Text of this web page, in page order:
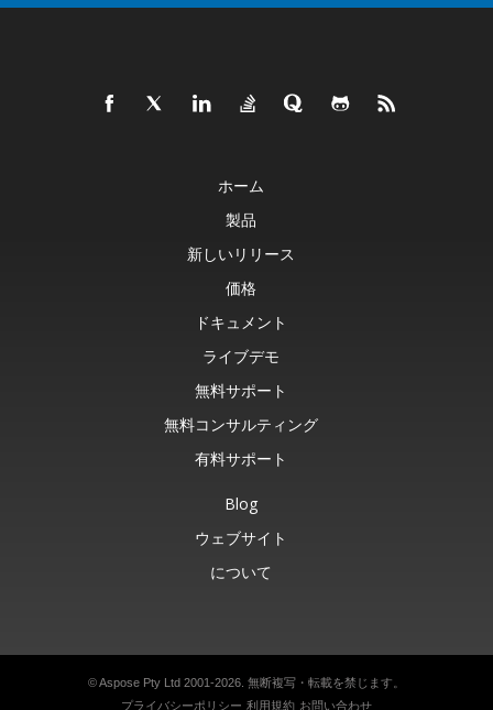
ホーム
製品
新しいリリース
価格
ドキュメント
ライブデモ
無料サポート
無料コンサルティング
有料サポート
Blog
ウェブサイト
について
© Aspose Pty Ltd 2001-2026. 無断複写・転載を禁じます。
プライバシーポリシー 利用規約 お問い合わせ